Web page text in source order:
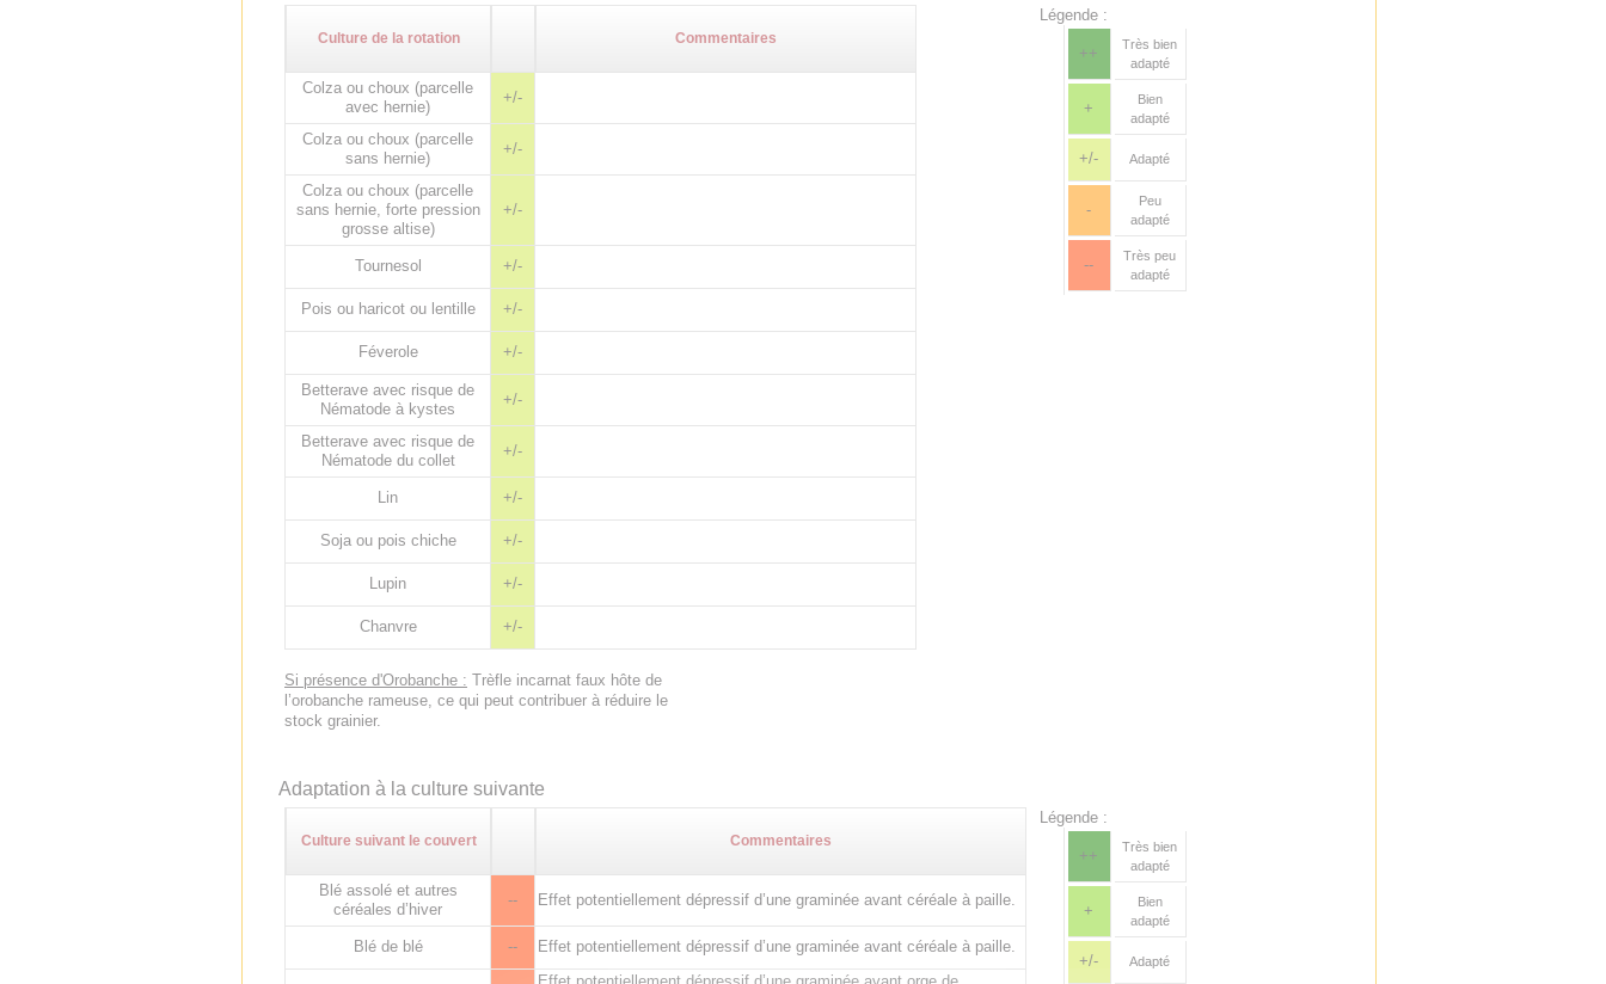
Culture de la rotation Commentaires
Colza ou choux (parcelle
avec hernie)
+/-
Colza ou choux (parcelle
sans hernie)
+/-
Colza ou choux (parcelle
sans hernie, forte pression
grosse altise)
+/-
Tournesol +/-
Pois ou haricot ou lentille +/-
Féverole +/-
Betterave avec risque de
Nématode à kystes
+/-
Betterave avec risque de
Nématode du collet
+/-
Lin +/-
Soja ou pois chiche +/-
Lupin +/-
Chanvre +/-
Si présence d'Orobanche : Trèfle incarnat faux hôte de
l’orobanche rameuse, ce qui peut contribuer à réduire le
stock grainier.
Légende :
++
Très bien
adapté
+
Bien
adapté
+/- Adapté
-
Peu
adapté
--
Très peu
adapté
Adaptation à la culture suivante
Culture suivant le couvert Commentaires
Blé assolé et autres
céréales d’hiver
-- Effet potentiellement dépressif d’une graminée avant céréale à paille.
Blé de blé -- Effet potentiellement dépressif d’une graminée avant céréale à paille.
Légende :
++
Très bien
adapté
+
Bien
adapté
+/- Adapté